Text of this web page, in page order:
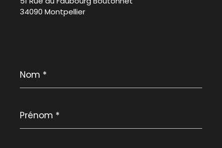
34090 Montpellier
*
*